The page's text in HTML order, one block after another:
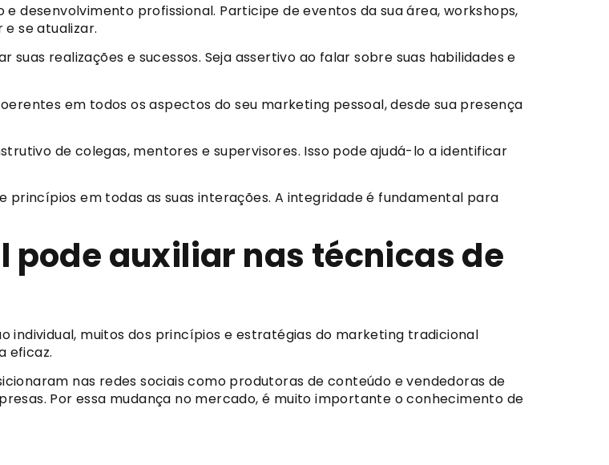
desenvolvimento profissional. Participe de eventos da sua área, workshops,
se atualizar.
realizações e sucessos. Seja assertivo ao falar sobre suas habilidades e
em todos os aspectos do seu marketing pessoal, desde sua presença
de colegas, mentores e supervisores. Isso pode ajudá-lo a identificar
princípios em todas as suas interações. A integridade é fundamental para
auxiliar nas técnicas de
individual, muitos dos princípios e estratégias do marketing tradicional
eficaz.
nas redes sociais como produtoras de conteúdo e vendedoras de
Por essa mudança no mercado, é muito importante o conhecimento de